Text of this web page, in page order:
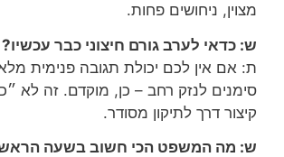
מצוין, ניחושים פחות.
ש: כדאי לערב גורם חיצוני כבר עכשיו?
ת: אם אין לכם יכולת תגובה פנימית
סימנים לנזק רחב – כן, מוקדם. זה לא
קיצור דרך לתיקון מסודר.
ש: מה המשפט הכי חשוב בשעה